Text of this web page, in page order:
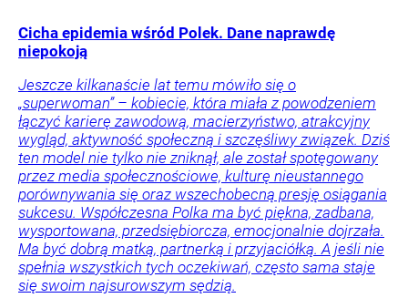
Cicha epidemia wśród Polek. Dane naprawdę
niepokoją
Jeszcze kilkanaście lat temu mówiło się o
„superwoman” – kobiecie, która miała z powodzeniem
łączyć karierę zawodową, macierzyństwo, atrakcyjny
wygląd, aktywność społeczną i szczęśliwy związek. Dziś
ten model nie tylko nie zniknął, ale został spotęgowany
przez media społecznościowe, kulturę nieustannego
porównywania się oraz wszechobecną presję osiągania
sukcesu. Współczesna Polka ma być piękna, zadbana,
wysportowana, przedsiębiorcza, emocjonalnie dojrzała.
Ma być dobrą matką, partnerką i przyjaciółką. A jeśli nie
spełnia wszystkich tych oczekiwań, często sama staje
się swoim najsurowszym sędzią.